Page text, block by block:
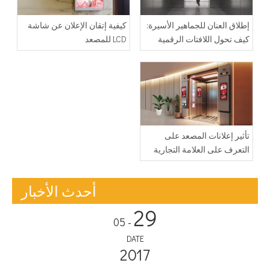
إطلاق العنان للجماهير الأسيرة:
كيف تحول اللافتات الرقمية
لمصعد Adhaiwell المصاعد إلى
آلات للإيرادات
كيفية إتقان الإعلان عن شاشة
LCD للمصعد
تأثير إعلانات المصعد على
التعرف على العلامة التجارية
أحدث الأخبار
29
- 05
DATE
2017